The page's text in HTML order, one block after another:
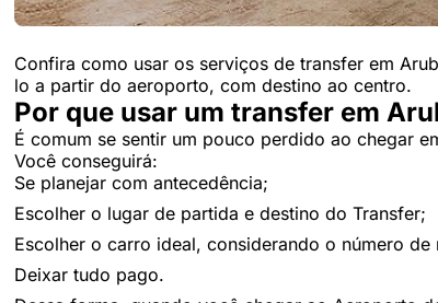
Confira como usar os serviços de transfer em
lo a partir do aeroporto, com destino ao centro.
Por que usar um transfer em
É comum se sentir um pouco perdido ao chegar
Você conseguirá:
Se planejar com antecedência;
Escolher o lugar de partida e destino do Transfer;
Escolher o carro ideal, considerando o número de
Deixar tudo pago.